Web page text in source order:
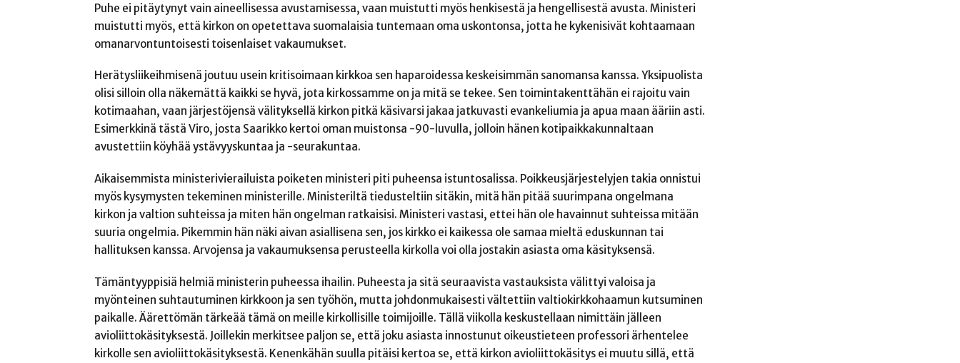
Puhe ei pitäytynyt vain aineellisessa avustamisessa, vaan muistutti myös henkisestä ja hengellisestä avusta. Ministeri
muistutti myös, että kirkon on opetettava suomalaisia tuntemaan oma uskontonsa, jotta he kykenisivät kohtaamaan
omanarvontuntoisesti toisenlaiset vakaumukset.
Herätysliikeihmisenä joutuu usein kritisoimaan kirkkoa sen haparoidessa keskeisimmän sanomansa kanssa. Yksipuolista
olisi silloin olla näkemättä kaikki se hyvä, jota kirkossamme on ja mitä se tekee. Sen toimintakenttähän ei rajoitu vain
kotimaahan, vaan järjestöjensä välityksellä kirkon pitkä käsivarsi jakaa jatkuvasti evankeliumia ja apua maan ääriin asti.
Esimerkkinä tästä Viro, josta Saarikko kertoi oman muistonsa -90-luvulla, jolloin hänen kotipaikkakunnaltaan
avustettiin köyhää ystävyyskuntaa ja -seurakuntaa.
Aikaisemmista ministerivierailuista poiketen ministeri piti puheensa istuntosalissa. Poikkeusjärjestelyjen takia onnistui
myös kysymysten tekeminen ministerille. Ministeriltä tiedusteltiin sitäkin, mitä hän pitää suurimpana ongelmana
kirkon ja valtion suhteissa ja miten hän ongelman ratkaisisi. Ministeri vastasi, ettei hän ole havainnut suhteissa mitään
suuria ongelmia. Pikemmin hän näki aivan asiallisena sen, jos kirkko ei kaikessa ole samaa mieltä eduskunnan tai
hallituksen kanssa. Arvojensa ja vakaumuksensa perusteella kirkolla voi olla jostakin asiasta oma käsityksensä.
Tämäntyyppisiä helmiä ministerin puheessa ihailin. Puheesta ja sitä seuraavista vastauksista välittyi valoisa ja
myönteinen suhtautuminen kirkkoon ja sen työhön, mutta johdonmukaisesti vältettiin valtiokirkkohaamun kutsuminen
paikalle. Äärettömän tärkeää tämä on meille kirkollisille toimijoille. Tällä viikolla keskustellaan nimittäin jälleen
avioliittokäsityksestä. Joillekin merkitsee paljon se, että joku asiasta innostunut oikeustieteen professori ärhentelee
kirkolle sen avioliittokäsityksestä. Kenenkähän suulla pitäisi kertoa se, että kirkon avioliittokäsitys ei muutu sillä, että